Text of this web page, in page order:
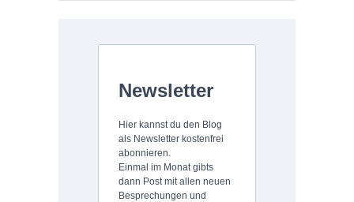
Newsletter
Hier kannst du den Blog
als Newsletter kostenfrei
abonnieren.
Einmal im Monat gibts
dann Post mit allen neuen
Besprechungen und